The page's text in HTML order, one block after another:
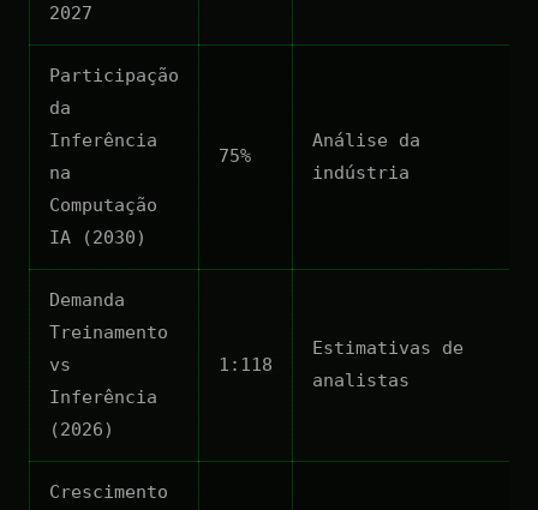
2027
Participação
da
Inferência
na
Computação
IA (2030)
75%
Análise da
indústria
Demanda
Treinamento
vs
Inferência
(2026)
1:118
Estimativas de
analistas
Crescimento